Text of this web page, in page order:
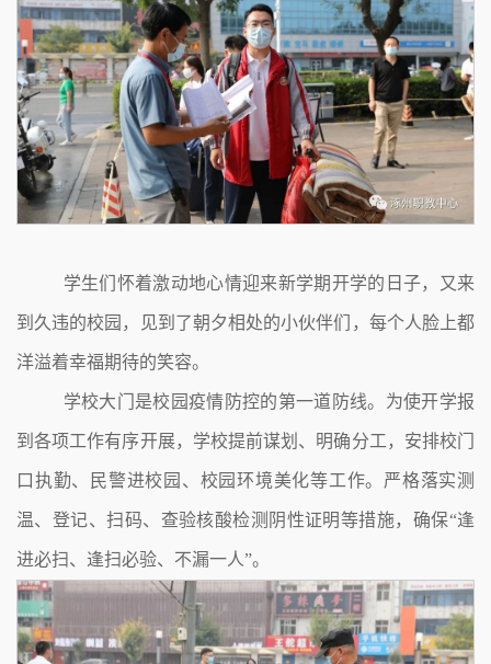
学生们怀着激动地心情迎来新学期开学的日子，又来
到久违的校园，见到了朝夕相处的小伙伴们，每个人脸上都
洋溢着幸福期待的笑容。
学校大门是校园疫情防控的第一道防线。为使开学报
到各项工作有序开展，学校提前谋划、明确分工，安排校门
口执勤、民警进校园、校园环境美化等工作。严格落实测
温、登记、扫码、查验核酸检测阴性证明等措施，确保“逢
进必扫、逢扫必验、不漏一人”。